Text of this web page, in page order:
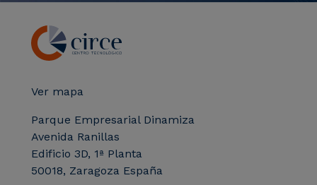
Ver mapa
Parque Empresarial Dinamiza
Avenida Ranillas
Edificio 3D, 1ª Planta
50018, Zaragoza España